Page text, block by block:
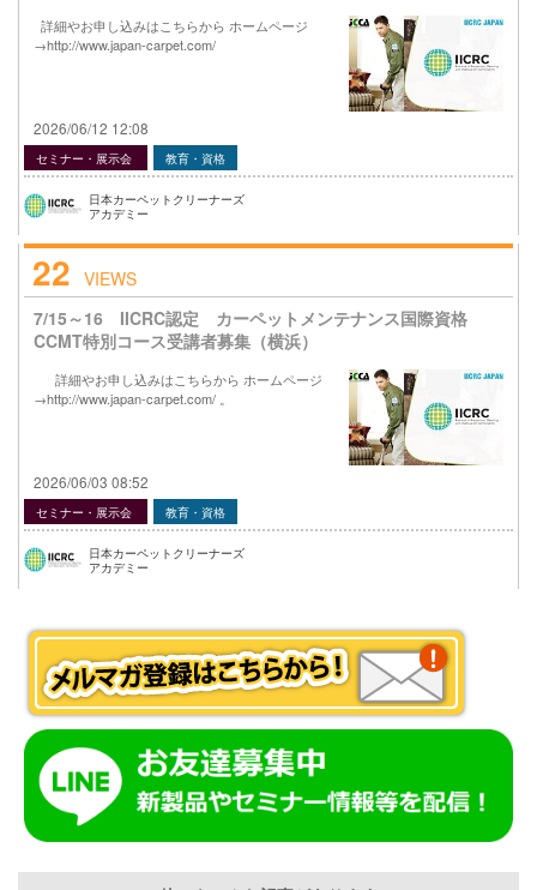
詳細やお申し込みはこちらから ホームページ
→http://www.japan-carpet.com/
2026/06/12 12:08
セミナー・展示会 教育・資格
日本カーペットクリーナーズ
アカデミー
22 VIEWS
7/15～16 IICRC認定 カーペットメンテナンス国際資格
CCMT特別コース受講者募集（横浜）
詳細やお申し込みはこちらから ホームページ
→http://www.japan-carpet.com/ 。
2026/06/03 08:52
セミナー・展示会 教育・資格
日本カーペットクリーナーズ
アカデミー